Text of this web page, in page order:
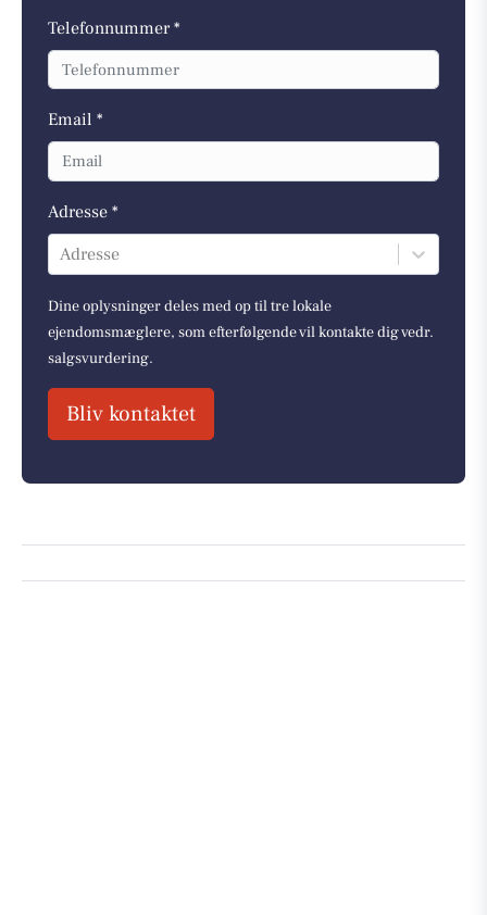
Telefonnummer *
Email *
Adresse *
Adresse
Dine oplysninger deles med op til tre lokale
ejendomsmæglere, som efterfølgende vil kontakte dig vedr.
salgsvurdering.
Bliv kontaktet